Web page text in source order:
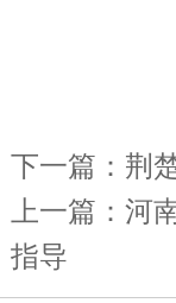
下一篇： 荆
上一篇： 河
指导